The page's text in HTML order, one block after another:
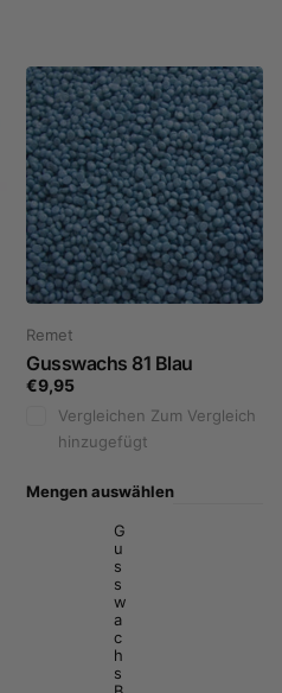
Remet
Gusswachs 81 Blau
€9,95
Vergleichen Zum Vergleich
hinzugefügt
Mengen auswählen
G
u
s
s
w
a
c
h
s